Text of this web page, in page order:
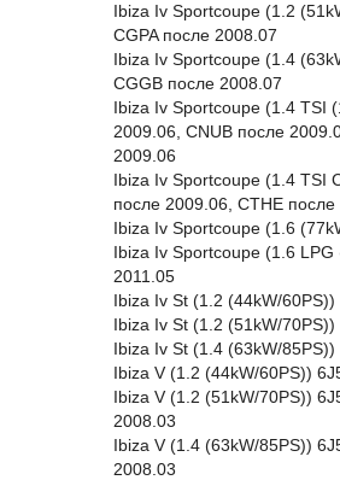
Ibiza Iv Sportcoupe (1.2
CGPA после 2008.07
Ibiza Iv Sportcoupe (1.4
CGGB после 2008.07
Ibiza Iv Sportcoupe (1.4 TSI
2009.06, CNUB после
2009.06
Ibiza Iv Sportcoupe (1.4 TSI
после 2009.06, CTHE
Ibiza Iv Sportcoupe (1.6
Ibiza Iv Sportcoupe (1.6
2011.05
Ibiza Iv St (1.2 (44kW/
Ibiza Iv St (1.2 (51kW/
Ibiza Iv St (1.4 (63kW/
Ibiza V (1.2 (44kW/60PS))
Ibiza V (1.2 (51kW/70PS))
2008.03
Ibiza V (1.4 (63kW/85PS))
2008.03